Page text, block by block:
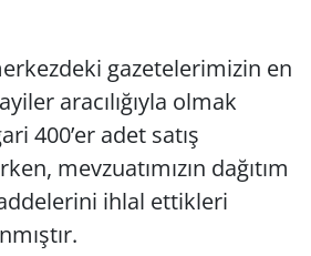
gazetelerimizin en
aracılığıyla olmak
400’er adet satış
mevzuatımızın dağıtım
ihlal ettikleri